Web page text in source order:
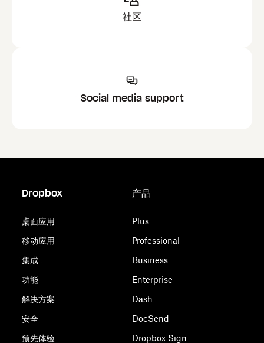
社区
Social media support
Dropbox
桌面应用
移动应用
集成
功能
解决方案
安全
预先体验
产品
Plus
Professional
Business
Enterprise
Dash
DocSend
Dropbox Sign